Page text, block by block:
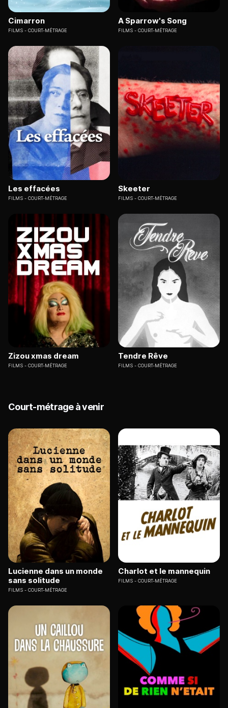
Cimarron
FILMS COURT-MÉTRAGE
A Sparrow's Song
FILMS COURT-MÉTRAGE
Les effacées
FILMS COURT-MÉTRAGE
Skeeter
FILMS COURT-MÉTRAGE
Zizou xmas dream
FILMS COURT-MÉTRAGE
Tendre Rêve
FILMS COURT-MÉTRAGE
Court-métrage à venir
Lucienne dans un monde
sans solitude
FILMS COURT-MÉTRAGE
Charlot et le mannequin
FILMS COURT-MÉTRAGE